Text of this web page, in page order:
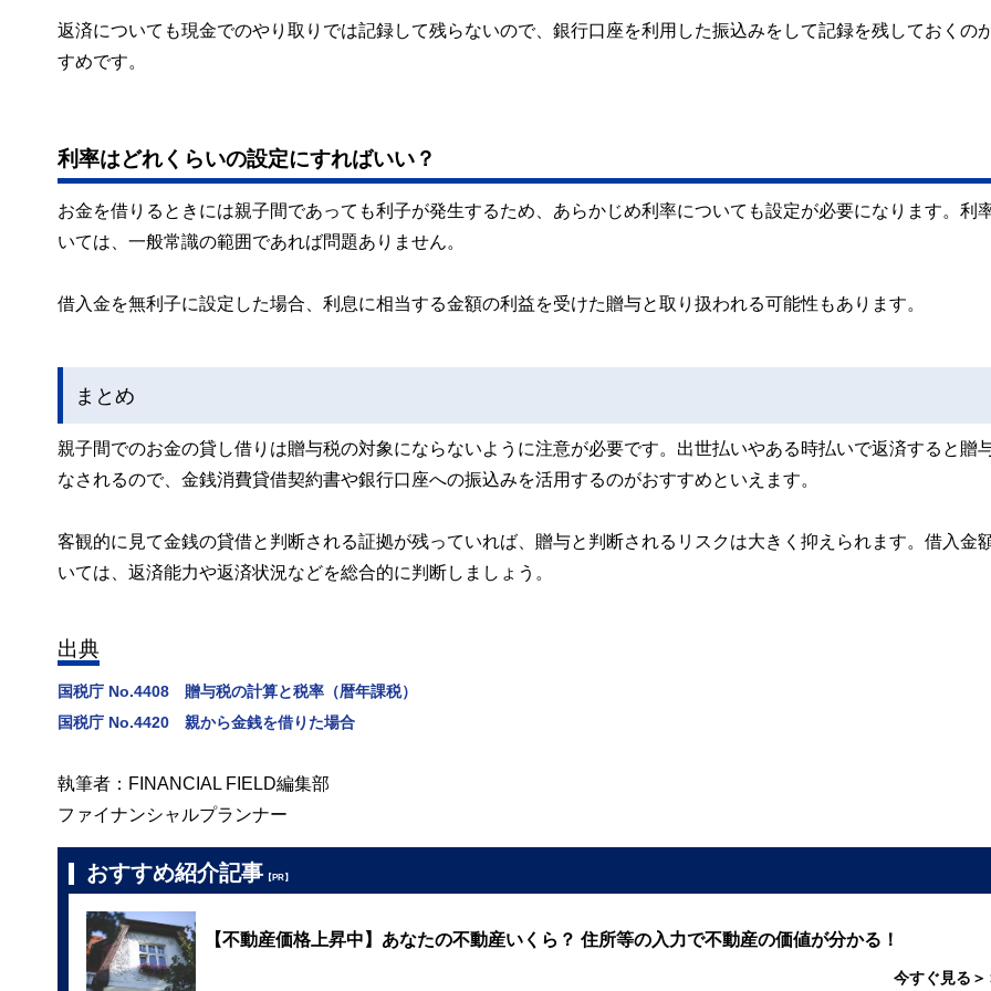
返済についても現金でのやり取りでは記録して残らないので、銀行口座を利用した振込みをして記録を残しておくの
すめです。
利率はどれくらいの設定にすればいい？
お金を借りるときには親子間であっても利子が発生するため、あらかじめ利率についても設定が必要になります。利
いては、一般常識の範囲であれば問題ありません。
借入金を無利子に設定した場合、利息に相当する金額の利益を受けた贈与と取り扱われる可能性もあります。
まとめ
親子間でのお金の貸し借りは贈与税の対象にならないように注意が必要です。出世払いやある時払いで返済すると贈
なされるので、金銭消費貸借契約書や銀行口座への振込みを活用するのがおすすめといえます。
客観的に見て金銭の貸借と判断される証拠が残っていれば、贈与と判断されるリスクは大きく抑えられます。借入金
いては、返済能力や返済状況などを総合的に判断しましょう。
出典
国税庁 No.4408 贈与税の計算と税率（暦年課税）
国税庁 No.4420 親から金銭を借りた場合
執筆者：FINANCIAL FIELD編集部
ファイナンシャルプランナー
おすすめ紹介記事 【PR】
【不動産価格上昇中】あなたの不動産いくら？ 住所等の入力で不動産の価値が分かる！
今すぐ見る＞